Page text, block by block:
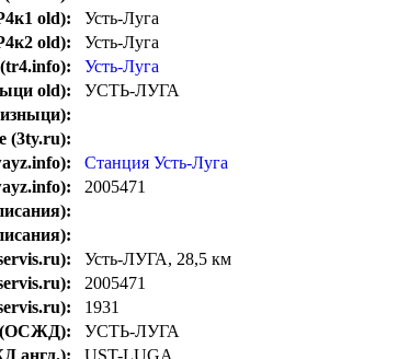
old):
Усть-Луга
old):
Усть-Луга
Усть-Луга
old):
УСТЬ-ЛУГА
(3ty.ru):
Станция Усть-Луга
2005471
Усть-ЛУГА, 28,5 км
2005471
1931
(ОСЖД):
УСТЬ-ЛУГА